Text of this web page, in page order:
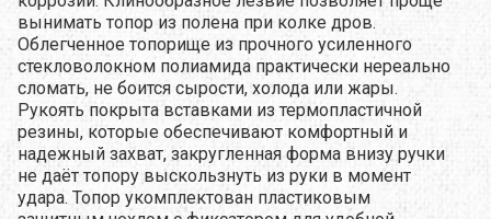
вынимать топор из полена при колке дров.
Облегченное топорище из прочного усиленного
стекловолокном полиамида практически нереально
сломать, не боится сырости, холода или жары.
Рукоять покрыта вставками из термопластичной
резины, которые обеспечивают комфортный и
надежный захват, закругленная форма внизу ручки
не даёт топору выскользнуть из руки в момент
удара. Топор укомплектован пластиковым